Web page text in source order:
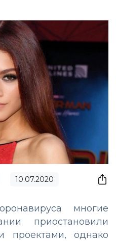
10.07.2020
многие
приостановили
проектами, однако